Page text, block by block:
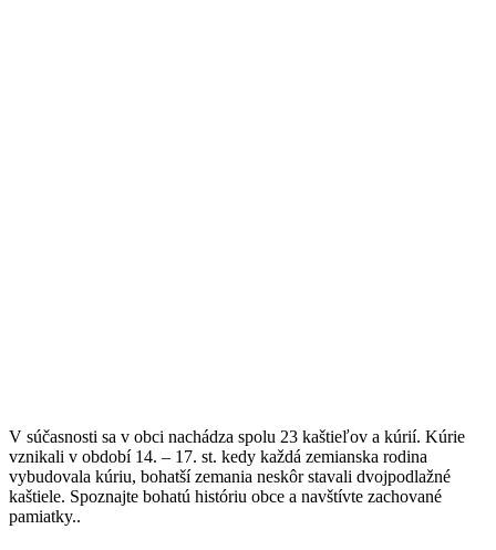
V súčasnosti sa v obci nachádza spolu 23 kaštieľov a kúrií. Kúrie
vznikali v období 14. – 17. st. kedy každá zemianska rodina
vybudovala kúriu, bohatší zemania neskôr stavali dvojpodlažné
kaštiele. Spoznajte bohatú históriu obce a navštívte zachované
pamiatky..